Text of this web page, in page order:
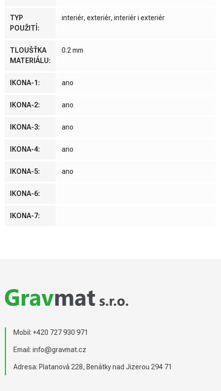
TYP
POUŽITÍ :
interiér, exteriér, interiér i exteriér
TLOUŠŤKA
MATERIÁLU:
0.2 mm
IKONA-1 : ano
IKONA-2: ano
IKONA-3: ano
IKONA-4: ano
IKONA-5: ano
IKONA-6:
IKONA-7:
p
a
Mobil: +420 727 930 971
Email: info@gravmat.cz
Adresa: Platanová 228, Benátky nad Jizerou 294 71